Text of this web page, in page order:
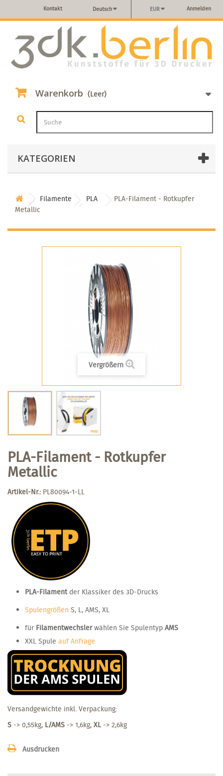
Anmelden
EUR
Deutsch
Kontakt
Warenkorb (Leer)
KATEGORIEN
Filamente PLA
PLA-Filament - Rotkupfer
Metallic
Vergrößern
PLA-Filament - Rotkupfer
Metallic
Artikel-Nr.: PL80094-1-LL
PLA-Filamentder Klassiker des 3D-Drucks
Spulengrößen S, L, AMS, XL
für Filamentwechslerwählen Sie Spulentyp AMS
XXL Spule auf Anfrage
Versandgewichte inkl. Verpackung:
S -> 0,55kg, L/AMS -> 1,6kg, XL-> 2,6kg
Ausdrucken